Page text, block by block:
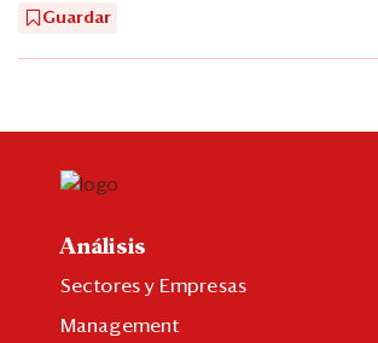
Guardar
Análisis
Sectores y Empresas
Management